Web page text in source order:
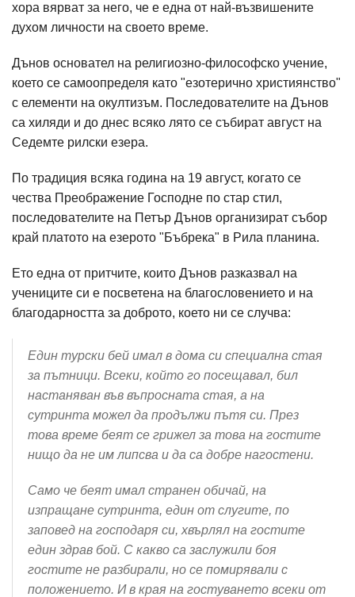
хора вярват за него, че е една от най-възвишените
духом личности на своето време.
Дънов основател на религиозно-философско учение,
което се самоопределя като "езотерично християнство"
с елементи на окултизъм. Последователите на Дънов
са хиляди и до днес всяко лято се събират август на
Седемте рилски езера.
По традиция всяка година на 19 август, когато се
чества Преображение Господне по стар стил,
последователите на Петър Дънов организират събор
край платото на езерото "Бъбрека" в Рила планина.
Ето една от притчите, които Дънов разказвал на
учениците си е посветена на благословението и на
благодарността за доброто, което ни се случва:
Един турски бей имал в дома си специална стая
за пътници. Всеки, който го посещавал, бил
настаняван във въпросната стая, а на
сутринта можел да продължи пътя си. През
това време беят се грижел за това на гостите
нищо да не им липсва и да са добре нагостени.
Само че беят имал странен обичай, на
изпращане сутринта, един от слугите, по
заповед на господаря си, хвърлял на гостите
един здрав бой. С какво са заслужили боя
гостите не разбирали, но се помирявали с
положението. И в края на гостуването всеки от